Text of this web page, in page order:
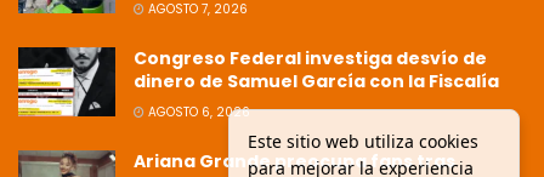
AGOSTO 7, 2026
Congreso Federal investiga desvío de
dinero de Samuel García con la Fiscalía
AGOSTO 6, 2026
Ariana Grande preocupa fans tras
Este sitio web utiliza cookies
para mejorar la experiencia